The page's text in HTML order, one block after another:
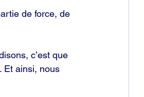
de force, de
c’est que
Et ainsi, nous